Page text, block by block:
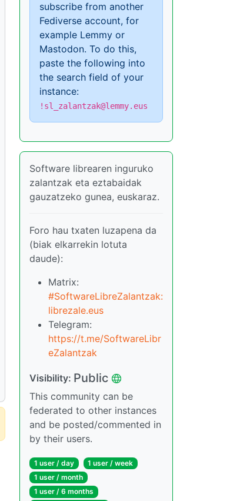
subscribe from another
Fediverse account, for
example Lemmy or
Mastodon. To do this,
paste the following into
the search field of your
instance:
!sl_zalantzak@lemmy.eus
Software librearen inguruko
zalantzak eta eztabaidak
gauzatzeko gunea, euskaraz.
Foro hau txaten luzapena da
(biak elkarrekin lotuta
daude):
Matrix:
#SoftwareLibreZalantzak:
librezale.eus
Telegram:
https://t.me/SoftwareLibr
eZalantzak
Visibility: Public
This community can be
federated to other instances
and be posted/commented in
by their users.
1 user / day
1 user / week
1 user / month
1 user / 6 months